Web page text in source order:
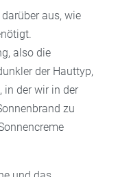
aus, wie
also die
der Hauttyp,
in der wir in der
zu